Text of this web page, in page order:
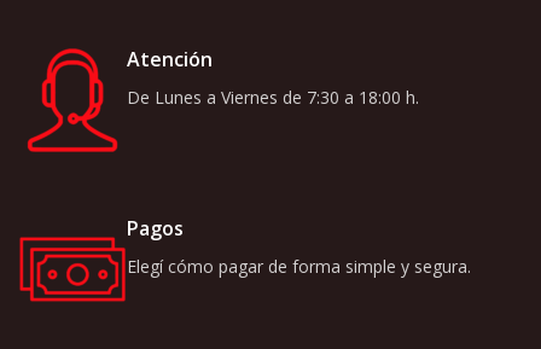
Atención
De Lunes a Viernes de 7:30 a 18:00 h.
Pagos
Elegí cómo pagar de forma simple y segura.